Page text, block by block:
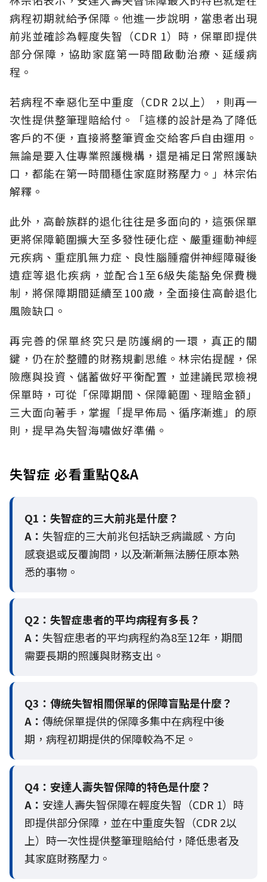
病程初期就給予保障。他進一步說明，當患者出現
前兆並確診為輕度失智（CDR 1）時，保單即提供
部分保障，協助家庭第一時間啟動治療、延緩病
程。
若病程不幸惡化至中重度（CDR 2以上），則再一
次性提供整筆理賠給付。「這樣的設計是為了降低
客戶的不便，直接將整筆資金交給客戶自由運用。
無論是要入住專業照護機構，還是補足日常照護缺
口，都能在第一時間穩住家庭財務壓力。」林宗佑
解釋。
此外，高齡族群的退化往往是多面向的，這張保單
更將保障範圍擴大至多發性硬化症、嚴重運動神經
元疾病、重症肌無力症、良性腦腫瘤併神經障礙後
遺症等退化疾病，並配合1至6級失能豁免保費機
制，將保障期間延續至100歲，全面接住高齡退化
風險缺口。
再完善的保單終究只是防護網的一環，真正的關
鍵，仍在於整體的財務規劃思維。 林宗佑提醒，保
險應與投資、儲蓄做好平衡配置，並建議民眾檢視
保單時，可從「保障期間、保障範圍、理賠金額」
三大面向著手，掌握「提早佈局、循序漸進」的原
則，提早為失智海嘯做好準備。
失智症 必看重點Q&A
Q1：失智症的三大前兆是什麼？
A： 失智症的三大前兆包括缺乏病識感、方向
感衰退或反覆詢問，以及漸漸無法勝任原本熟
悉的事物。
Q2： 失智症患者的平均病程有多長？
A： 失智症患者的平均病程約為8至12年，期間
需要長期的照護與財務支出。
Q3： 傳統失智相關保單的保障盲點是什麼？
A： 傳統保單提供的保障多集中在病程中後
期，病程初期提供的保障較為不足。
Q4： 安達人壽失智保障的特色是什麼？
A： 安達人壽失智保障在輕度失智（CDR 1）時
即提供部分保障，並在中重度失智（CDR 2以
上）時一次性提供整筆理賠給付，降低患者及
其家庭財務壓力。